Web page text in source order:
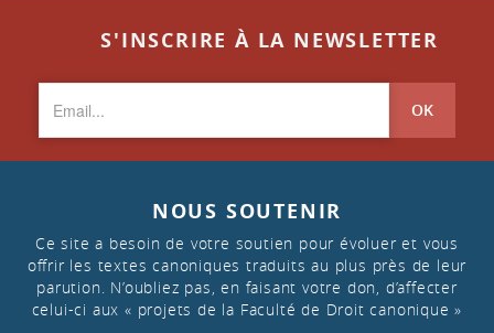
S'INSCRIRE À LA NEWSLETTER
OK
NOUS SOUTENIR
Ce site a besoin de votre soutien pour évoluer et vous
offrir les textes canoniques traduits au plus près de leur
parution. N’oubliez pas, en faisant votre don, d’affecter
celui-ci aux « projets de la Faculté de Droit canonique »